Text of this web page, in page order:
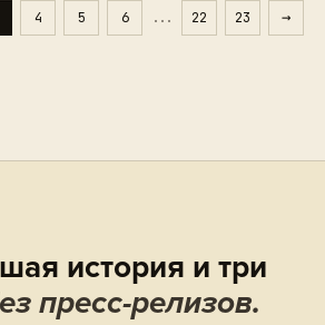
4 5 6 ... 22 23
история и три
пресс-релизов.